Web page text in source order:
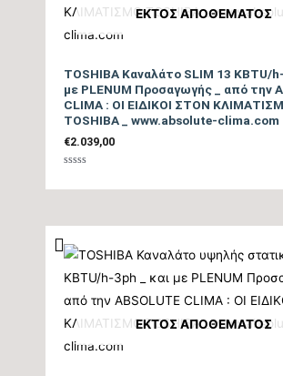
ΕΚΤΌΣ ΑΠΟΘΈΜΑΤΟΣ
TOSHIBA Καναλάτο SLIM 13 KBTU/
με PLENUM Προσαγωγής _ από την
CLIMA : ΟΙ ΕΙΔΙΚΟΙ ΣΤΟΝ
TOSHIBA _ www.absolute-clima.com
€2.039,00
ΕΚΤΌΣ ΑΠΟΘΈΜΑΤΟΣ